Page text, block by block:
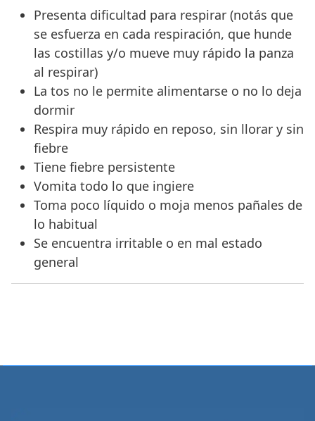
Presenta dificultad para respirar (notás que
se esfuerza en cada respiración, que hunde
las costillas y/o mueve muy rápido la panza
al respirar)
La tos no le permite alimentarse o no lo deja
dormir
Respira muy rápido en reposo, sin llorar y sin
fiebre
Tiene fiebre persistente
Vomita todo lo que ingiere
Toma poco líquido o moja menos pañales de
lo habitual
Se encuentra irritable o en mal estado
general